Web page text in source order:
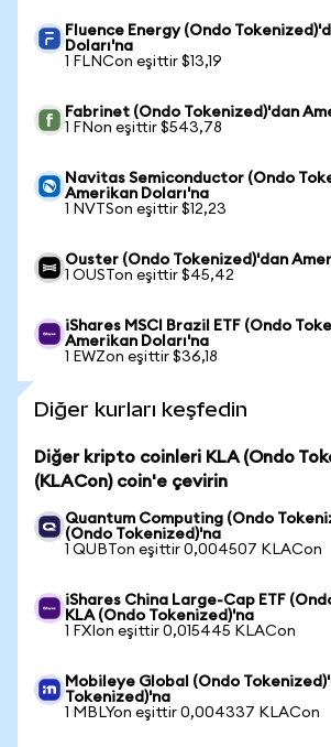
Fluence Energy (Ondo
Doları'na
1 FLNCon eşittir $13,19
Fabrinet (Ondo Tokenized)'dan
1 FNon eşittir $543,78
Navitas Semiconductor (Ondo
Amerikan Doları'na
1 NVTSon eşittir $12,23
Ouster (Ondo Tokenized)'dan
1 OUSTon eşittir $45,42
iShares MSCI Brazil ETF (Ondo
Amerikan Doları'na
1 EWZon eşittir $36,18
Diğer kurları keşfedin
Diğer kripto coinleri KLA (Ondo
(KLACon) coin'e çevirin
Quantum Computing (Ondo
(Ondo Tokenized)'na
1 QUBTon eşittir 0,004507 KLACon
iShares China Large-Cap ETF
KLA (Ondo Tokenized)'na
1 FXIon eşittir 0,015445 KLACon
Mobileye Global (Ondo
Tokenized)'na
1 MBLYon eşittir 0,004337 KLACon